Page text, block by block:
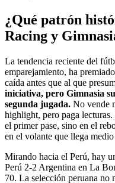
¿Qué patrón
Racing y
La tendencia reciente del
emparejamiento, ha
caída antes que al que
iniciativa, pero Gimnasia
segunda jugada. No vende
highlight, pero paga
el primer pase, sino en el
en el volante que llega medio
Mirando hacia el Perú, hay
Perú 2-2 Argentina en La
70. La selección peruana no